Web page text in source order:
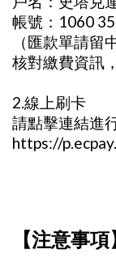
帳號：1060
（匯款單請
核對繳費資訊
2.線上刷卡
請點擊連結進
https://
【注意事項